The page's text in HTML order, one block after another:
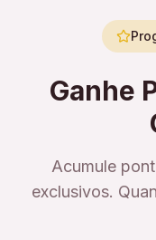
Ganhe
Acumule
exclusivos.